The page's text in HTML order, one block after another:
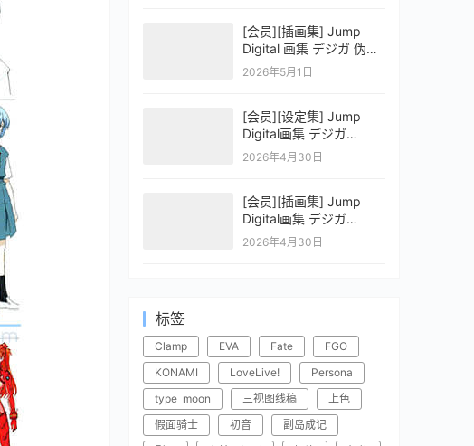
[会员][插画集] Jump
Digital 画集 デジガ 伪恋
ニセコイ 1
2026年5月1日
[会员][设定集] Jump
Digital画集 デジガ
CLAYMORE 2
2026年4月30日
[会员][插画集] Jump
Digital画集 デジガ
CLAYMORE 1
2026年4月30日
标签
Clamp EVA Fate
FGO
KONAMI
LoveLive!
Persona
type_moon
三视图线稿
上色
假面骑士
初音
副岛成记